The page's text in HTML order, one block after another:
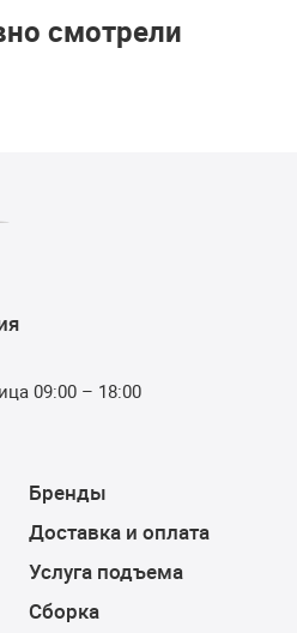
смотрели
09:00 – 18:00
Бренды
Доставка и оплата
Услуга подъема
Сборка